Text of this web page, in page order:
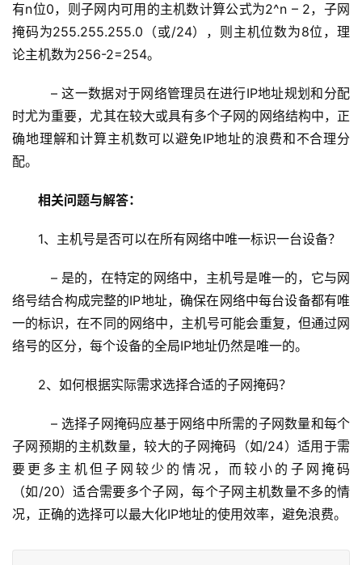
有n位0，则子网内可用的主机数计算公式为2^n – 2，子网
掩码为255.255.255.0（或/24），则主机位数为8位，理
论主机数为256-2=254。
时尤为重要，尤其在较大或具有多个子网的网络结构中，正
确地理解和计算主机数可以避免IP地址的浪费和不合理分
配。
相关问题与解答：
1、主机号是否可以在所有网络中唯一标识一台设备？
络号结合构成完整的IP地址，确保在网络中每台设备都有唯
一的标识，在不同的网络中，主机号可能会重复，但通过网
络号的区分，每个设备的全局IP地址仍然是唯一的。
2、如何根据实际需求选择合适的子网掩码？
子网预期的主机数量，较大的子网掩码（如/24）适用于需
要更多主机但子网较少的情况，而较小的子网掩码
（如/20）适合需要多个子网，每个子网主机数量不多的情
况，正确的选择可以最大化IP地址的使用效率，避免浪费。